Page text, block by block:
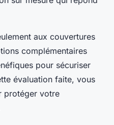
aux couvertures
complémentaires
pour sécuriser
évaluation faite, vous
protéger votre